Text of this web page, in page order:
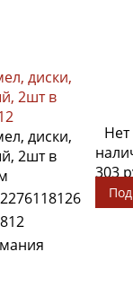
диски,
2шт в
диски,
2шт в
Нет
303